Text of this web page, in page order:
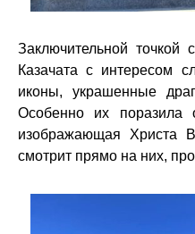
Заключительной точкой
Казачата с интересом
иконы, украшенные
Особенно их поразила
изображающая Христа
смотрит прямо на них,